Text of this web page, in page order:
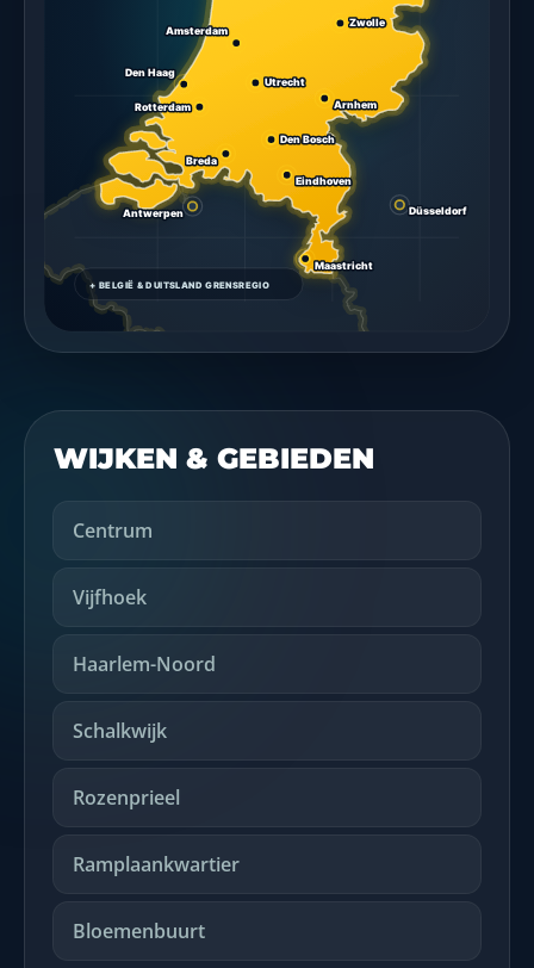
WIJKEN & GEBIEDEN
Centrum
Vijfhoek
Haarlem-Noord
Schalkwijk
Rozenprieel
Ramplaankwartier
Bloemenbuurt